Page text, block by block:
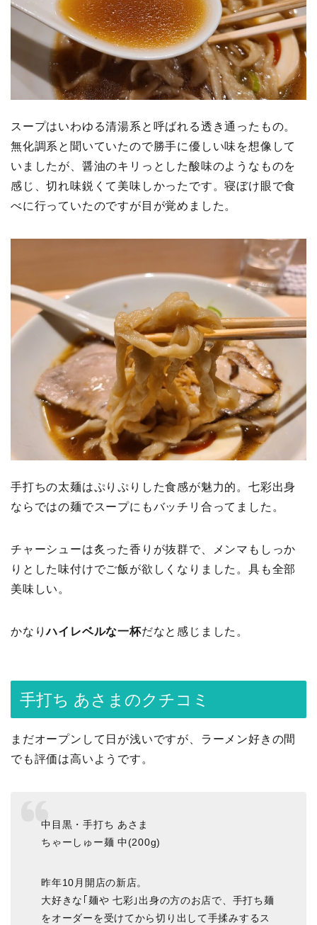
スープはいわゆる清湯系と呼ばれる透き通ったもの。
無化調系と聞いていたので勝手に優しい味を想像して
いましたが、醤油のキリっとした酸味のようなものを
感じ、切れ味鋭くて美味しかったです。寝ぼけ眼で食
べに行っていたのですが目が覚めました。
手打ちの太麺はぷりぷりした食感が魅力的。七彩出身
ならではの麺でスープにもバッチリ合ってました。
チャーシューは炙った香りが抜群で、メンマもしっか
りとした味付けでご飯が欲しくなりました。具も全部
美味しい。
かなりハイレベルな一杯だなと感じました。
手打ち あさまのクチコミ
まだオープンして日が浅いですが、ラーメン好きの間
でも評価は高いようです。
中目黒・手打ち あさま
ちゃーしゅー麺 中(200g)
昨年10月開店の新店。
大好きな｢麺や 七彩｣出身の方のお店で、手打ち麺
をオーダーを受けてから切り出して手揉みするス